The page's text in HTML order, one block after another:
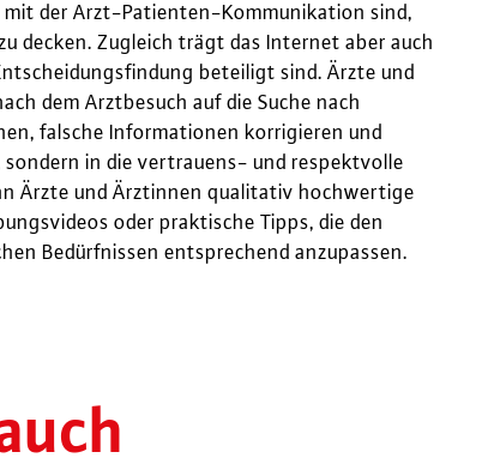
mit der Arzt-Patienten-Kommunikation sind,
decken. Zugleich trägt das Internet aber auch
beteiligt sind. Ärzte und
dem Arztbesuch auf die Suche nach
falsche Informationen korrigieren und
in die vertrauens- und respektvolle
Ärzte und Ärztinnen qualitativ hochwertige
oder praktische Tipps, die den
Bedürfnissen entsprechend anzupassen.